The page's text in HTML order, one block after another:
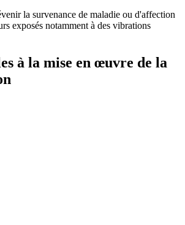
la survenance de maladie ou d'affection
exposés notamment à des vibrations
à la mise en œuvre de la